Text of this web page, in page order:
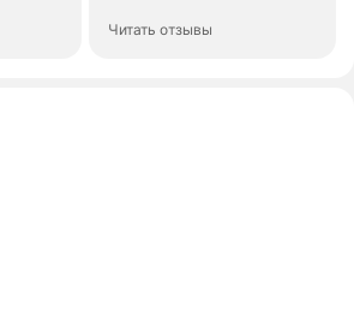
Читать отзывы